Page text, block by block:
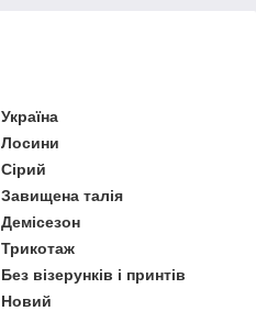
Україна
Лосини
Сірий
Завищена талія
Демісезон
Трикотаж
Без візерунків і принтів
Новий